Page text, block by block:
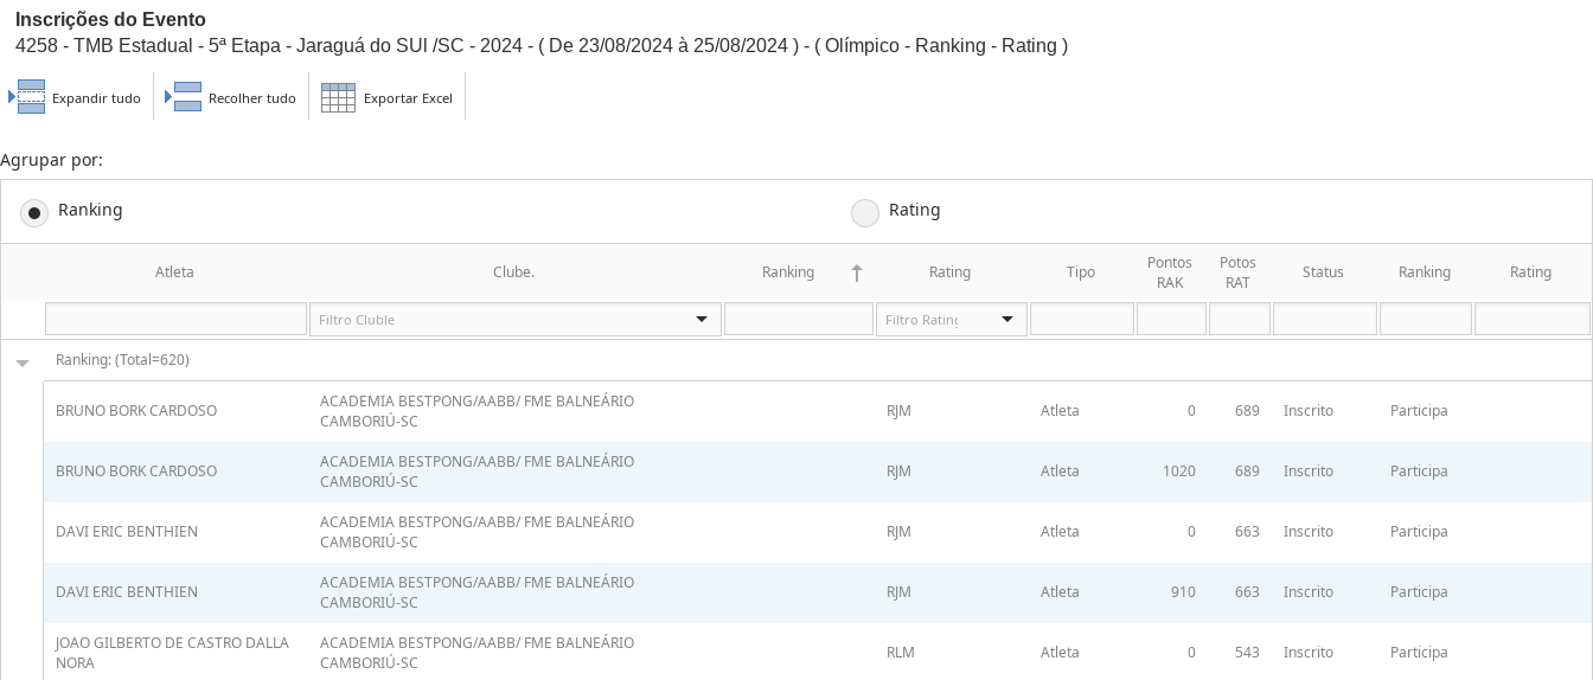
Inscrições do Evento
4258 - TMB Estadual - 5ª Etapa - Jaraguá do SUl /SC - 2024 - ( De 23/08/2024 à 25/08/2024 ) - ( Olímpico - Ranking - Rating )
Expandir tudo Recolher tudo Exportar Excel
Agrupar por:
Ranking Rating
Atleta Clube. Ranking Rating Tipo
Pontos
RAK
Potos
RAT
Status Ranking Rating
Ranking: (Total=620)
BRUNO BORK CARDOSO
ACADEMIA BESTPONG/AABB/ FME BALNEÁRIO
CAMBORIÚ-SC
RJM Atleta 0 689 Inscrito Participa
BRUNO BORK CARDOSO
ACADEMIA BESTPONG/AABB/ FME BALNEÁRIO
CAMBORIÚ-SC
RJM Atleta 1020 689 Inscrito Participa
DAVI ERIC BENTHIEN
ACADEMIA BESTPONG/AABB/ FME BALNEÁRIO
CAMBORIÚ-SC
RJM Atleta 0 663 Inscrito Participa
DAVI ERIC BENTHIEN
ACADEMIA BESTPONG/AABB/ FME BALNEÁRIO
CAMBORIÚ-SC
RJM Atleta 910 663 Inscrito Participa
JOAO GILBERTO DE CASTRO DALLA
NORA
ACADEMIA BESTPONG/AABB/ FME BALNEÁRIO
CAMBORIÚ-SC
RLM Atleta 0 543 Inscrito Participa